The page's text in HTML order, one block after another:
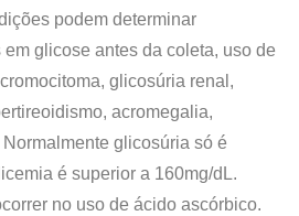
podem determinar
glicose antes da coleta, uso de
glicosúria renal,
acromegalia,
glicosúria só é
é superior a 160mg/dL.
no uso de ácido ascórbico.